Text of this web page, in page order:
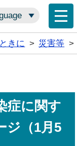
きに > 災害等 >
症に関す
ジ（1月5